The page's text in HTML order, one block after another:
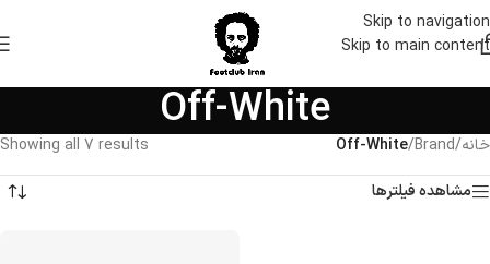
Skip to navigation
Skip to main content
Off-White
خانه/
Brand
/
Off-White
Showing all 7 results
مشاهده فیلترها